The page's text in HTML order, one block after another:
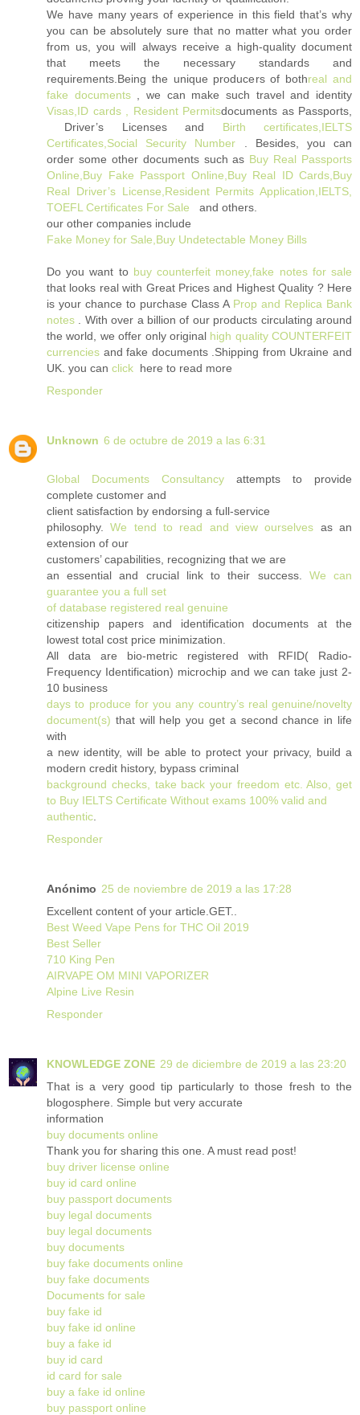
We have many years of experience in this field that’s why
you can be absolutely sure that no matter what you order
from us, you will always receive a high-quality document
that meets the necessary standards and
requirements.Being the unique producers of bothreal and
fake documents, we can make such travel and identity
Visas,ID cards , Resident Permitsdocuments as Passports,
Driver’s Licenses and Birth certificates,IELTS
Certificates,Social Security Number
. Besides, you can
order some other documents such as Buy Real Passports
Online,Buy Fake Passport Online,Buy Real ID Cards,Buy
Real Driver’s License,Resident Permits Application,IELTS,
TOEFL Certificates For Sale and others.
our other companies include
Fake Money for Sale,Buy Undetectable Money Bills
Do you want to buy counterfeit money,fake notes for sale
that looks real with Great Prices and Highest Quality ? Here
is your chance to purchase Class A Prop and Replica Bank
notes ‎ . With over a billion of our products circulating around
the world, we offer only original high quality COUNTERFEIT
currencies and fake documents .Shipping from Ukraine and
UK. you can click here to read more
Responder
Unknown 6 de octubre de 2019 a las 6:31
Global Documents Consultancy attempts to provide
complete customer and
client satisfaction by endorsing a full-service
philosophy.We tend to read and view ourselves as an
extension of our
customers’ capabilities, recognizing that we are
an essential and crucial link to their success. We can
guarantee you a full set
of database registered real genuine
citizenship papers and identification documents at the
lowest total cost price minimization.
All data are bio-metric registered with RFID( Radio-
Frequency Identification) microchip and we can take just 2-
10 business
days to produce for you any country’s real genuine/novelty
document(s) that will help you get a second chance in life
with
a new identity, will be able to protect your privacy, build a
modern credit history, bypass criminal
background checks, take back your freedom etc. Also, get
to Buy IELTS Certificate Without exams 100% valid and
authentic
Responder
Anónimo 25 de noviembre de 2019 a las 17:28
Excellent content of your article.GET..
Best Weed Vape Pens for THC Oil 2019
Best Seller
710 King Pen
AIRVAPE OM MINI VAPORIZER
Alpine Live Resin
Responder
KNOWLEDGE ZONE 29 de diciembre de 2019 a las 23:20
That is a very good tip particularly to those fresh to the
blogosphere. Simple but very accurate
information
buy documents online
Thank you for sharing this one. A must read post!
buy driver license online
buy id card online
buy passport documents
buy legal documents
buy legal documents
buy documents
buy fake documents online
buy fake documents
Documents for sale
buy fake id
buy fake id online
buy a fake id
buy id card
id card for sale
buy a fake id online
buy passport online